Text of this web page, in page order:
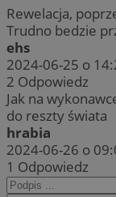
Rewelacja,
Trudno bedzie
ehs
2024-06-25 o
2 Odpowiedz
Jak na
do reszty świata
hrabia
2024-06-26 o
1 Odpowiedz